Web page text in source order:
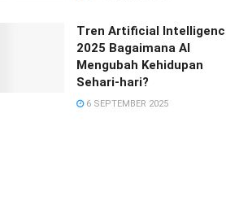
Tren Artificial
2025 Bagaimana AI
Mengubah Kehidupan
Sehari-hari?
6 SEPTEMBER 2025